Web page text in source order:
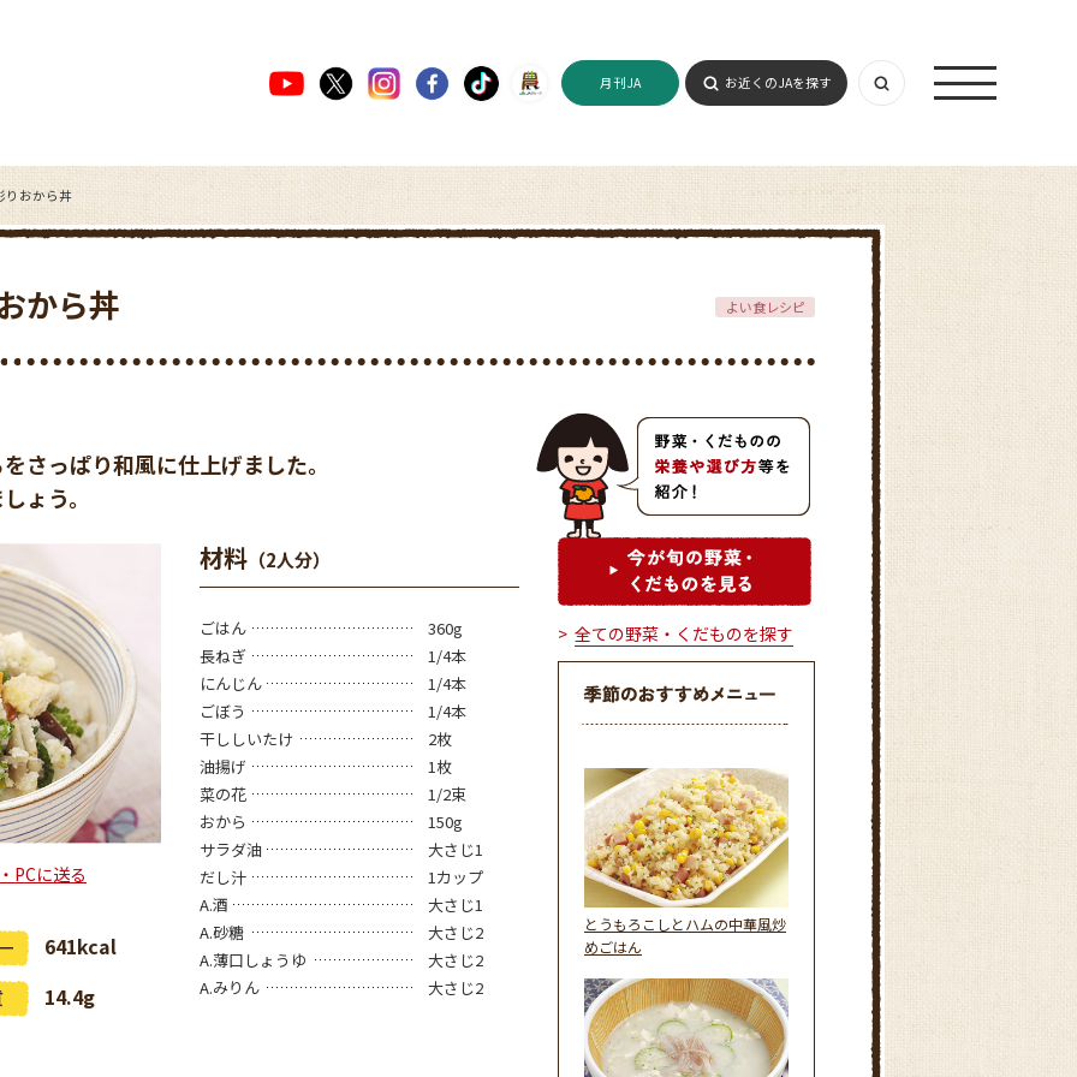
月刊JA お近くのJAを探す
りおから丼
から丼 よい食レシピ
さっぱり和風に仕上げました。
ょう。
PCに送る
641kcal
14.4g
材料 （2人分）
ごはん
360g
長ねぎ
1/4本
にんじん
1/4本
ごぼう
1/4本
干ししいたけ
2枚
油揚げ
1枚
菜の花
1/2束
おから
150g
サラダ油
大さじ1
だし汁
1カップ
A.酒
大さじ1
A.砂糖
大さじ2
A.薄口しょうゆ
大さじ2
A.みりん
大さじ2
全ての野菜・くだものを探す
とうもろこしとハムの中華風炒
めごはん